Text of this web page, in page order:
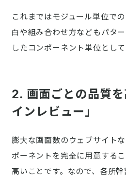
これまではモジュール単位で
白や組み合わせ方などもパタ
したコンポーネント単位として
2. 画面ごとの品質
インレビュー」
膨大な画面数のウェブサイト
ポーネントを完全に用意する
高いことです。なので、各所